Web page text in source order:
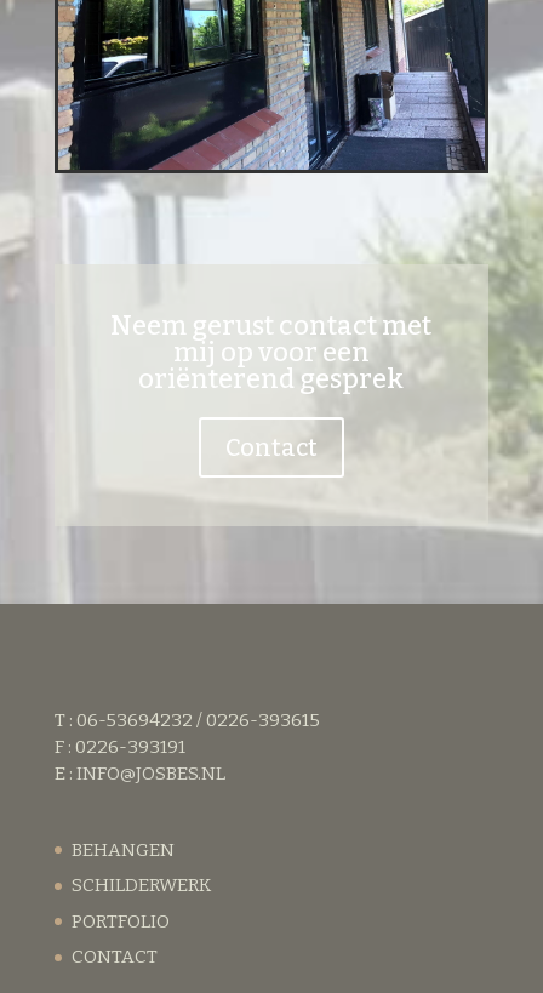
Neem gerust contact met
mij op voor een
oriënterend gesprek
Contact
T : 06-53694232 / 0226-393615
F : 0226-393191
E : INFO@JOSBES.NL
BEHANGEN
SCHILDERWERK
PORTFOLIO
CONTACT